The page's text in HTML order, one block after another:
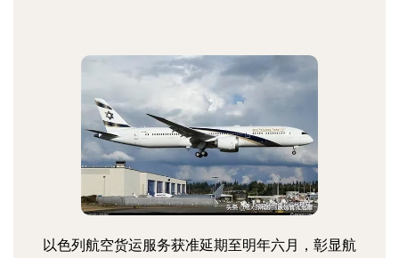
以色列航空货运服务获准延期至明年六月，彰显航